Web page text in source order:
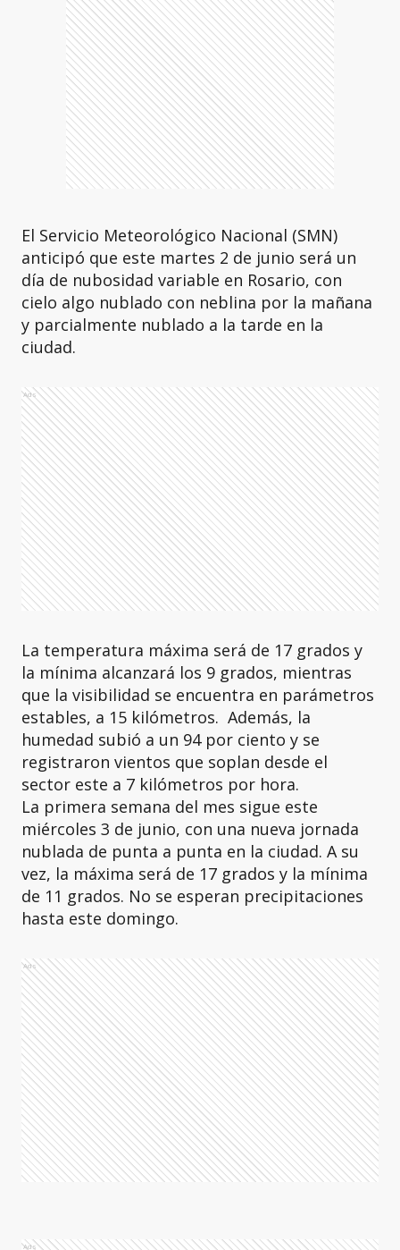
El Servicio Meteorológico Nacional (SMN)
anticipó que este martes 2 de junio será un
día de nubosidad variable en Rosario, con
cielo algo nublado con neblina por la mañana
y parcialmente nublado a la tarde en la
ciudad.
Ads
La temperatura máxima será de 17 grados y
la mínima alcanzará los 9 grados, mientras
que la visibilidad se encuentra en parámetros
estables, a 15 kilómetros. Además, la
humedad subió a un 94 por ciento y se
registraron vientos que soplan desde el
sector este a 7 kilómetros por hora.
La primera semana del mes sigue este
miércoles 3 de junio, con una nueva jornada
nublada de punta a punta en la ciudad. A su
vez, la máxima será de 17 grados y la mínima
de 11 grados. No se esperan precipitaciones
hasta este domingo.
Ads
Ads